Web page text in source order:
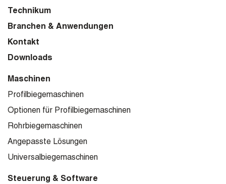
Technikum
Branchen & Anwendungen
Kontakt
Downloads
Maschinen
Profilbiegemaschinen
Optionen für Profilbiegemaschinen
Rohrbiegemaschinen
Angepasste Lösungen
Universalbiegemaschinen
Steuerung & Software